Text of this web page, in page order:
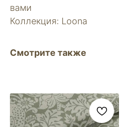
вами
Коллекция: Loona
Смотрите также